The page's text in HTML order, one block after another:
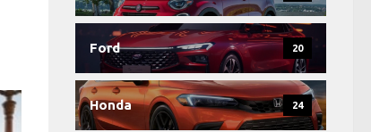
Ford 20
Honda 24